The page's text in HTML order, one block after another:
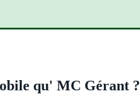
qu' MC Gérant ?